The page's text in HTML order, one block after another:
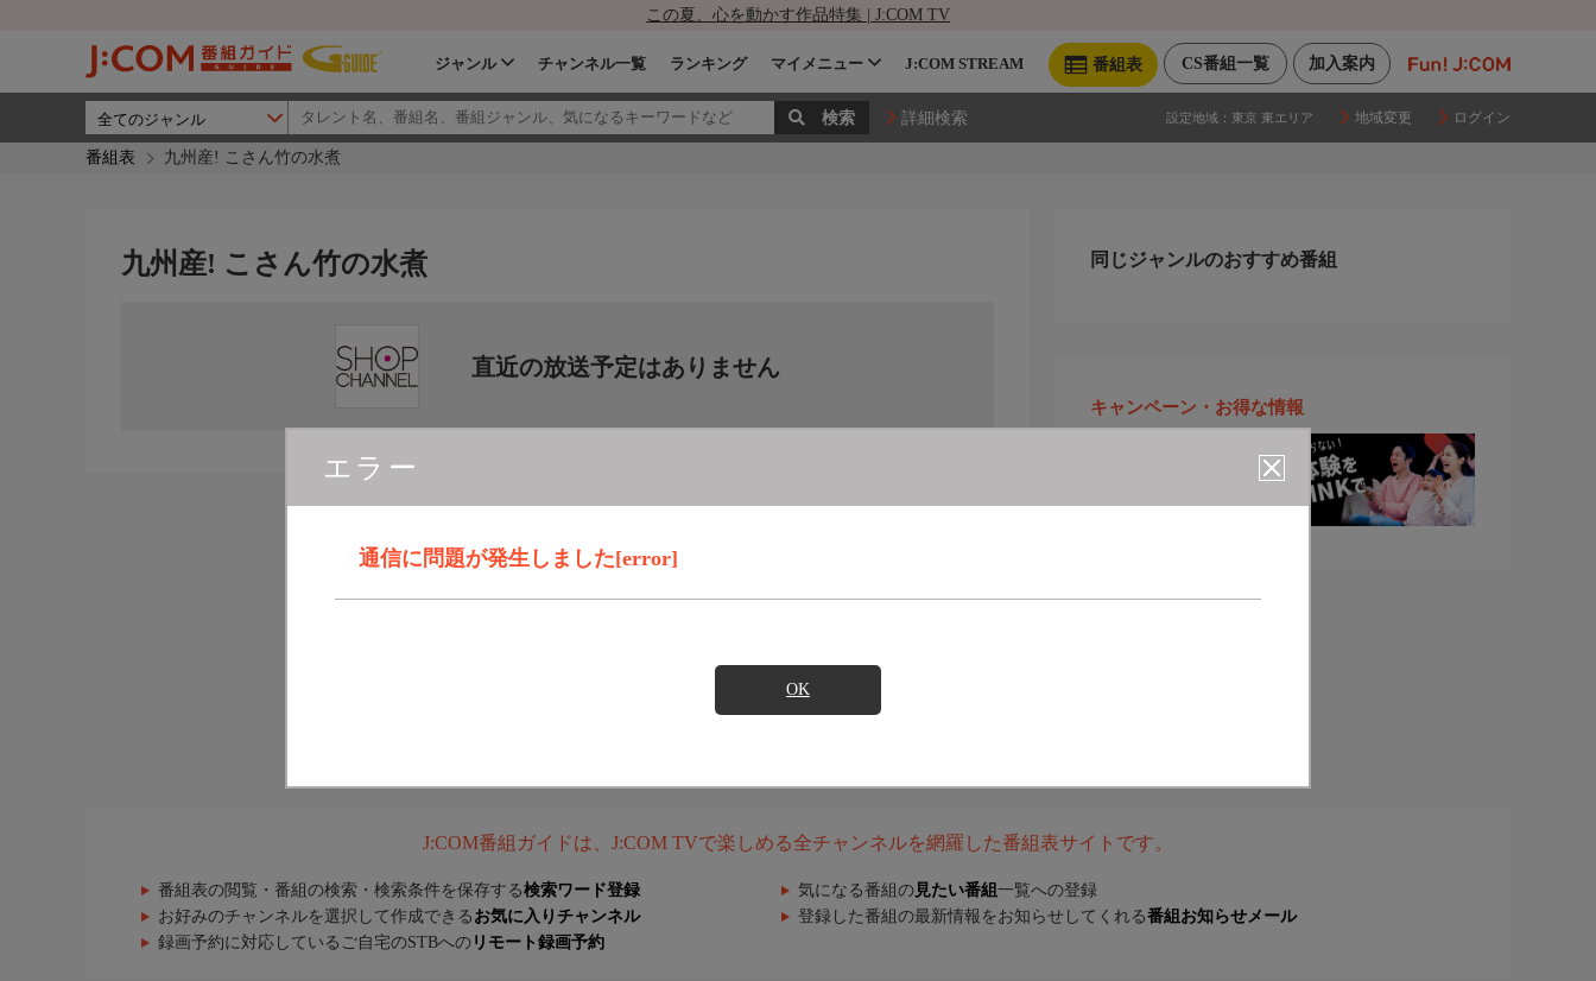
この夏、心を動かす作品特集 | J:COM TV
加入案内
CS番組一覧
番組表
ジャンル チャンネル一覧 ランキング マイメニュー J:COM STREAM
詳細検索 設定地域： 東京 東エリア 地域変更 ログイン
番組表 九州産! こさん竹の水煮
エラー
通信に問題が発生しました[error]
OK
九州産! こさん竹の水煮
直近の放送予定はありません
同じジャンルのおすすめ番組
キャンペーン・お得な情報
J:COM番組ガイドは、J:COM TVで楽しめる全チャンネルを網羅した番組表サイトです。
番組表の閲覧・番組の検索・検索条件を保存する検索ワード登録 気になる番組の 見たい番組 一覧への登録
お好みのチャンネルを選択して作成できる お気に入りチャンネル 登録した番組の最新情報をお知らせしてくれる番組お知らせメール
録画予約に対応しているご自宅のSTBへの リモート録画予約